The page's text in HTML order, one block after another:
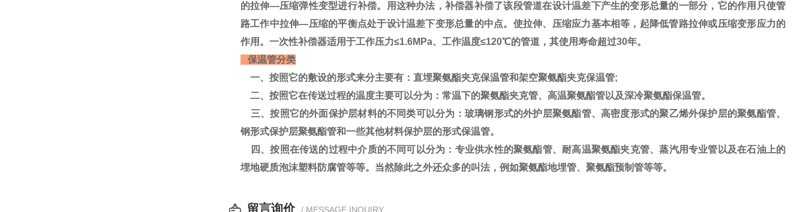
的拉伸—压缩弹性变型进行补偿。用这种办法，补偿器补偿了该段管道在设计温差下产生的变形总量的一部分，它的作用只使管
路工作中拉伸—压缩的平衡点处于设计温差下变形总量的中点。使拉伸、压缩应力基本相等，起降低管路拉伸或压缩变形应力的
作用。一次性补偿器适用于工作压力≤1.6MPa、工作温度≤120℃的管道，其使用寿命超过30年。
保温管分类
一、按照它的敷设的形式来分主要有：直埋聚氨酯夹克保温管和架空聚氨酯夹克保温管;
二、按照它在传送过程的温度主要可以分为：常温下的聚氨酯夹克管、高温聚氨酯管以及深冷聚氨酯保温管。
三、按照它的外面保护层材料的不同类可以分为：玻璃钢形式的外护层聚氨酯管、高密度形式的聚乙烯外保护层的聚氨酯管、
钢形式保护层聚氨酯管和一些其他材料保护层的形式保温管。
四、按照在传送的过程中介质的不同可以分为：专业供水性的聚氨酯管、耐高温聚氨酯夹克管、蒸汽用专业管以及在石油上的
埋地硬质泡沫塑料防腐管等等。当然除此之外还众多的叫法，例如聚氨酯地埋管、聚氨酯预制管等等。
留言询价 / MESSAGE INQUIRY